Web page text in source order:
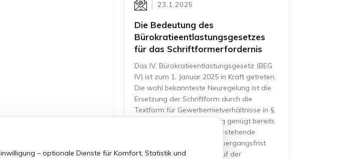
23.1.2025
Die Bedeutung des
Bürokratieentlastungsgesetzes
für das Schriftformerfordernis
Das IV. Bürokratieentlastungsgesetz (BEG
IV) ist zum 1. Januar 2025 in Kraft getreten.
Die wohl bekannteste Neuregelung ist die
Ersetzung der Schriftform durch die
Textform für Gewerbemietverhältnisse in §
578 Abs. 1 S. 2 BGB. Künftig genügt bereits
die Textform. Für bereits bestehende
Mietverhältnisse gilt eine Übergangsfrist
von einem Jahr. Nach Ablauf der
– optionale Dienste für Komfort, Statistik und